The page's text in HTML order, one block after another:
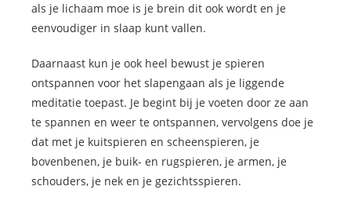
als je lichaam moe is je brein dit ook wordt en je
eenvoudiger in slaap kunt vallen.
Daarnaast kun je ook heel bewust je spieren
ontspannen voor het slapengaan als je liggende
meditatie toepast. Je begint bij je voeten door ze aan
te spannen en weer te ontspannen, vervolgens doe je
dat met je kuitspieren en scheenspieren, je
bovenbenen, je buik- en rugspieren, je armen, je
schouders, je nek en je gezichtsspieren.